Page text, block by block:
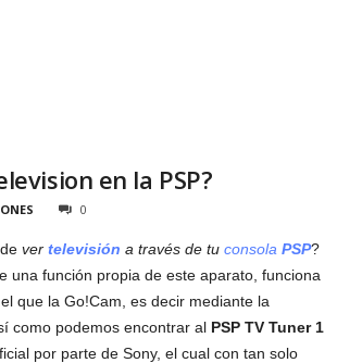
en la PSP?
0
ver televisión a través de tu consola PSP?
una función propia de este aparato, funciona
que la Go!Cam, es decir mediante la
como podemos encontrar al PSP TV Tuner 1
por parte de Sony, el cual con tan solo